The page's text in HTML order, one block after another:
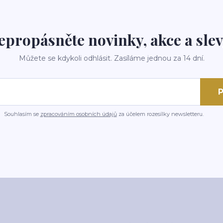
novinky, akce a
Můžete se kdykoli odhlásit. Zasíláme jednou za 14 dní.
Souhlasím se zpracováním osobních údajůza účelem rozesílky newsletteru.